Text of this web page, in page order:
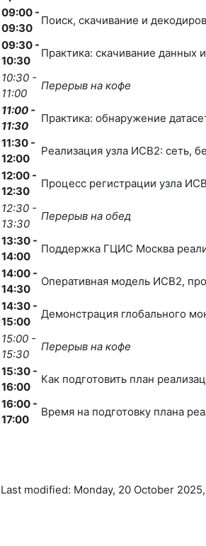
09:00 -
09:30
Поиск, скачивание и
09:30 -
10:30
Практика: скачивание данных
10:30 -
11:00
Перерыв на кофе
11:00 -
11:30
Практика: обнаружение
11:30 -
12:00
Реализация узла ИСВ2: сеть,
12:00 -
12:30
Процесс регистрации узла
12:30 -
13:30
Перерыв на обед
13:30 -
14:00
Поддержка ГЦИС Москва
14:00 -
14:30
Оперативная модель ИСВ2,
14:30 -
15:00
Демонстрация глобального
15:00 -
15:30
Перерыв на кофе
15:30 -
16:00
Как подготовить план
16:00 -
17:00
Время на подготовку плана
Last modified: Monday, 20 October